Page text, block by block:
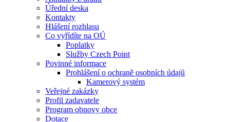
Úřední deska
Kontakty
Hlášení rozhlasu
Co vyřídíte na OÚ
Poplatky
Služby Czech Point
Povinné informace
Prohlášení o ochraně osobních údajů
Kamerový systém
Veřejné zakázky
Profil zadavatele
Program obnovy obce
Dotace